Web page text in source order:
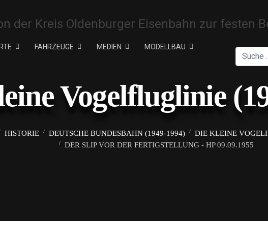
FAHRZEUGE MEDIEN MODELLBAU
Suchen
Vogelfluglinie
HISTORIE DEUTSCHE BUNDESBAHN (1949-1994)
DIE KLEINE
DER SLIP VOR DER FERTIGSTELLUNG - HP 09.09.1955